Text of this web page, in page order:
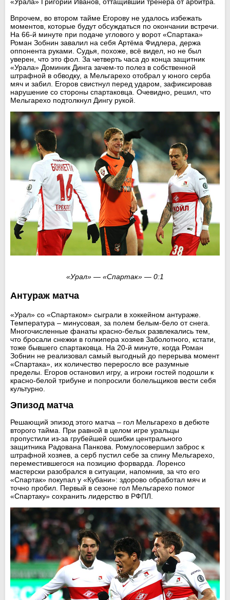
Впрочем, во втором тайме Егорову не удалось избежать
моментов, которые будут обсуждаться по окончании встречи.
На 66-й минуте при подаче углового у ворот «Спартака»
Роман Зобнин завалил на себя Артёма Фидлера, держа
оппонента руками. Судья, похоже, всё видел, но не был
уверен, что это фол. За четверть часа до конца защитник
«Урала» Доминик Динга зачем-то полез в собственной
штрафной в обводку, а Мельгарехо отобрал у юного серба
мяч и забил. Егоров свистнул перед ударом, зафиксировав
нарушение со стороны спартаковца. Очевидно, решил, что
Мельгарехо подтолкнул Дингу рукой.
«Урал» — «Спартак» — 0:1
Антураж матча
«Урал» со «Спартаком» сыграли в хоккейном антураже.
Температура – минусовая, за полем белым-бело от снега.
Многочисленные фанаты красно-белых развлекались тем,
что бросали снежки в голкипера хозяев Заболотного, кстати,
тоже бывшего спартаковца. На 20-й минуте, когда Роман
Зобнин не реализовал самый выгодный до перерыва момент
«Спартака», их количество переросло все разумные
пределы. Егоров остановил игру, а игроки гостей подошли к
красно-белой трибуне и попросили болельщиков вести себя
культурно.
Эпизод матча
Решающий эпизод этого матча – гол Мельгарехо в дебюте
второго тайма. При равной в целом игре уральцы
пропустили из-за грубейшей ошибки центрального
защитника Радована Панкова. Ромулосовершил заброс к
штрафной хозяев, а серб пустил себе за спину Мельгарехо,
переместившегося на позицию форварда. Лоренсо
мастерски разобрался в ситуации, напомнив, за что его
«Спартак» покупал у «Кубани»: здорово обработал мяч и
точно пробил. Первый в сезоне гол Мельгарехо помог
«Спартаку» сохранить лидерство в РФПЛ.